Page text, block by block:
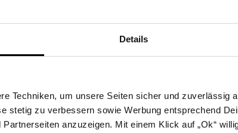
Details
Techniken, um unsere Seiten sicher und zuverlässig
stetig zu verbessern sowie Werbung entsprechend
anzuzeigen. Mit einem Klick auf „Ok“
Reveiver
nicht ungewollt öffnen
und das Metall vor unschönen Kratzern